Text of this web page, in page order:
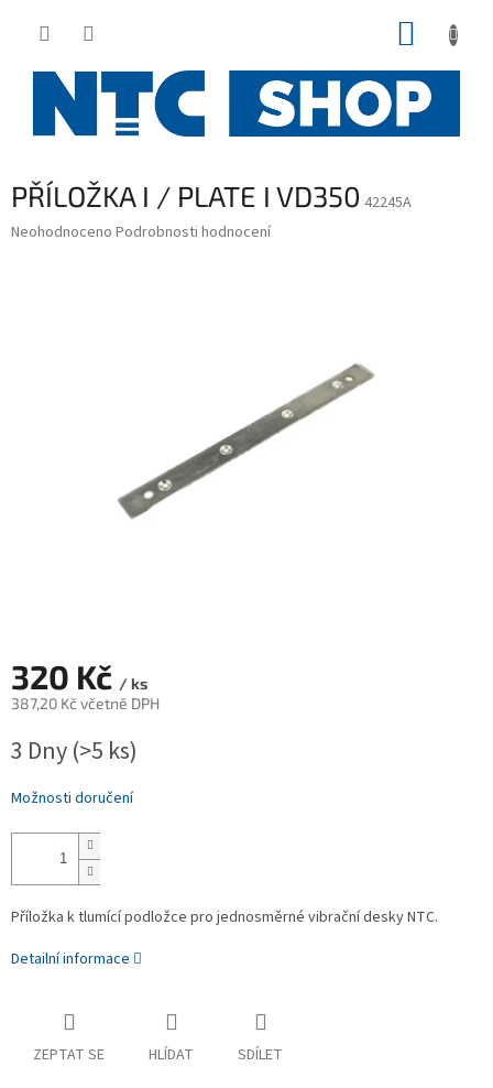
PŘÍLOŽKA I / PLATE I VD350 42245A
Průměrné
Neohodnoceno Podrobnosti hodnocení
320 Kč / ks
387,20 Kč včetně DPH
cena:
3 Dny(>5 ks)
Možnosti doručení
Příložka k tlumící podložce pro jednosměrné vibrační desky NTC.
Detailní informace
ZEPTAT SE HLÍDAT SDÍLET